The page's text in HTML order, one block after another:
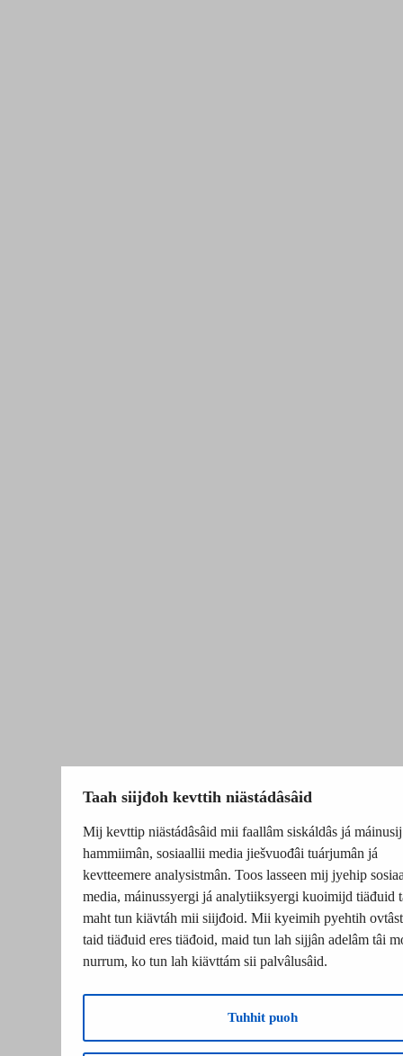
Taah siijđoh kevttih niästádâsâid
Mij kevttip niästádâsâid mii faallâm siskáldâs já máinusij
hammiimân, sosiaallii media jiešvuođâi tuárjumân já
kevtteemere analysistmân. Toos lasseen mij jyehip
media, máinussyergi já analytiiksyergi kuoimijd tiäđuid
maht tun kiävtáh mii siijđoid. Mii kyeimih pyehtih
taid tiäđuid eres tiäđoid, maid tun lah sijjân adelâm tâi
nurrum, ko tun lah kiävttám sii palvâlusâid.
Tuhhit puoh